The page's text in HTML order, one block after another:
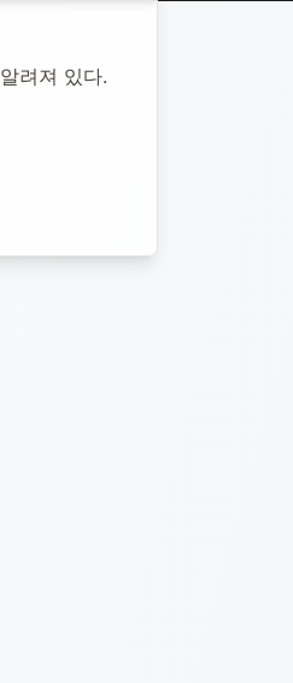
려져 있다.